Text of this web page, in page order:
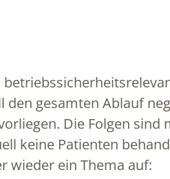
gesamten Ablauf
Die Folgen sind
keine Patienten
wieder ein Thema auf: